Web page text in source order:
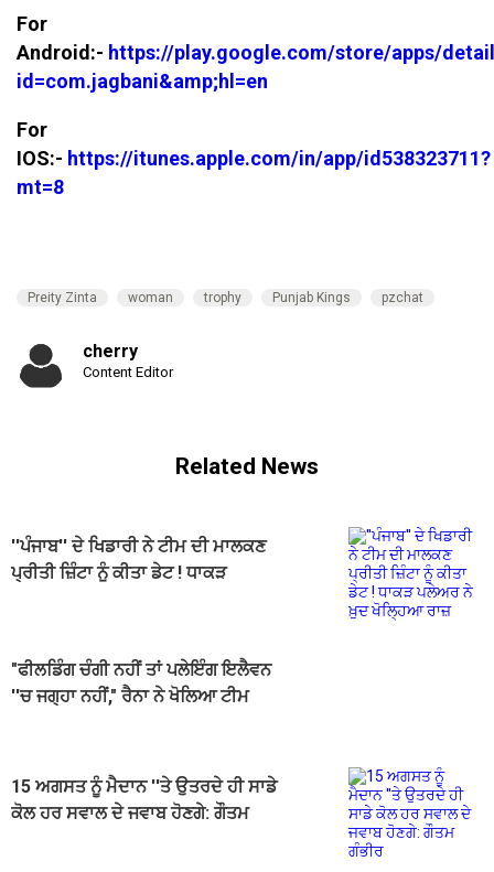
For
Android:- https://play.google.com/store/apps/
id=com.jagbani&amp;hl=en
For
IOS:- https://itunes.apple.com/in/app/id538323711?
mt=8
Preity Zinta woman trophy Punjab Kings pzchat
cherry
Content Editor
Related News
''ਪੰਜਾਬ'' ਦੇ ਖਿਡਾਰੀ ਨੇ ਟੀਮ ਦੀ ਮਾਲਕਣ
ਪ੍ਰੀਤੀ ਜ਼ਿੰਟਾ ਨੂੰ ਕੀਤਾ ਡੇਟ ! ਧਾਕੜ
"ਫੀਲਡਿੰਗ ਚੰਗੀ ਨਹੀਂ ਤਾਂ ਪਲੇਇੰਗ ਇਲੈਵਨ
''ਚ ਜਗ੍ਹਾ ਨਹੀਂ," ਰੈਨਾ ਨੇ ਖੋਲਿਆ ਟੀਮ
15 ਅਗਸਤ ਨੂੰ ਮੈਦਾਨ ''ਤੇ ਉਤਰਦੇ ਹੀ ਸਾਡੇ
ਕੋਲ ਹਰ ਸਵਾਲ ਦੇ ਜਵਾਬ ਹੋਣਗੇ: ਗੌਤਮ